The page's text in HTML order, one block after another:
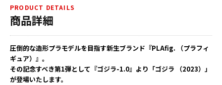
PRODUCT DETAILS
商品詳細
圧倒的な造形プラモデルを目指す新生ブランド『PLAfig. （プラフィ
ギュア）』。
その記念すべき第1弾として『ゴジラ-1.0』より「ゴジラ （2023）」
が登場いたします。